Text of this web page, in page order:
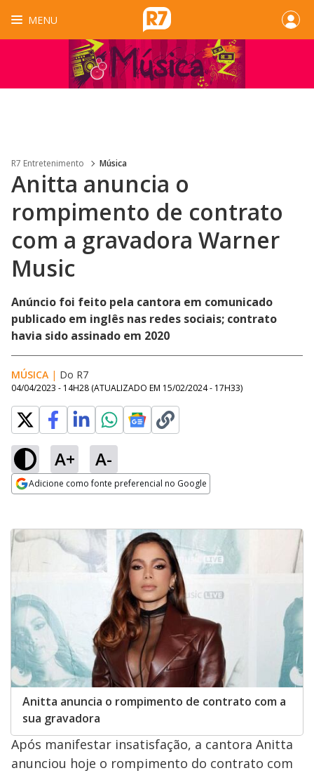
MENU
R7 Entretenimento Música
Anitta anuncia o
rompimento de contrato
com a gravadora Warner
Music
Anúncio foi feito pela cantora em comunicado
publicado em inglês nas redes sociais; contrato
havia sido assinado em 2020
MÚSICA | Do R7
04/04/2023 - 14H28 (ATUALIZADO EM 15/02/2024 - 17H33)
A+ A-
Adicione como fonte preferencial no Google
Anitta anuncia o rompimento de contrato com a
sua gravadora
Após manifestar insatisfação, a cantora Anitta
anunciou hoje o rompimento do contrato com